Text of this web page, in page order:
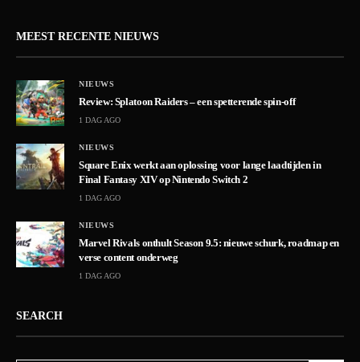
MEEST RECENTE NIEUWS
NIEUWS
Review: Splatoon Raiders – een spetterende spin-off
1 DAG AGO
NIEUWS
Square Enix werkt aan oplossing voor lange laadtijden in
Final Fantasy XIV op Nintendo Switch 2
1 DAG AGO
NIEUWS
Marvel Rivals onthult Season 9.5: nieuwe schurk, roadmap en
verse content onderweg
1 DAG AGO
SEARCH